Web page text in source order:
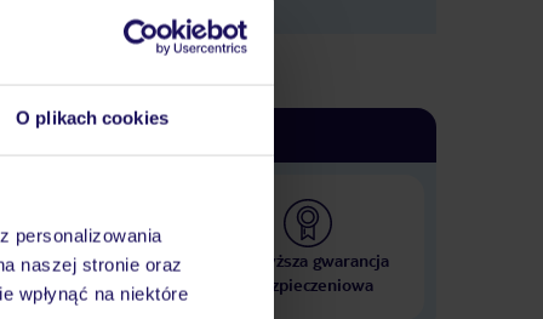
O plikach cookies
personalizowania
naszej stronie oraz
wpłynąć na niektóre
hoteli w ponad 50
krajach
Najwyższa gwarancja
ubezpieczeniowa